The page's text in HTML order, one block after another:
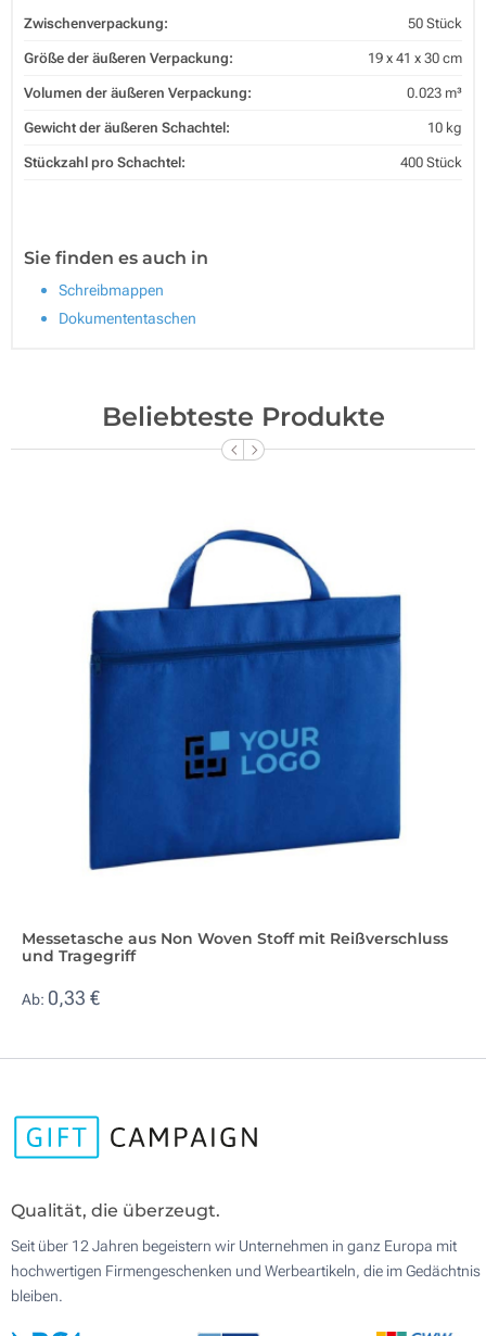
Zwischenverpackung: 50 Stück
Größe der äußeren Verpackung: 19 x 41 x 30 cm
Volumen der äußeren Verpackung: 0.023 m³
Gewicht der äußeren Schachtel: 10 kg
Stückzahl pro Schachtel: 400 Stück
Sie finden es auch in
Schreibmappen
Dokumententaschen
Beliebteste Produkte
Messetasche aus Non Woven Stoff mit Reißverschluss
und Tragegriff
Ab: 0,33 €
Qualität, die überzeugt.
Seit über 12 Jahren begeistern wir Unternehmen in ganz Europa mit
hochwertigen Firmengeschenken und Werbeartikeln, die im Gedächtnis
bleiben.